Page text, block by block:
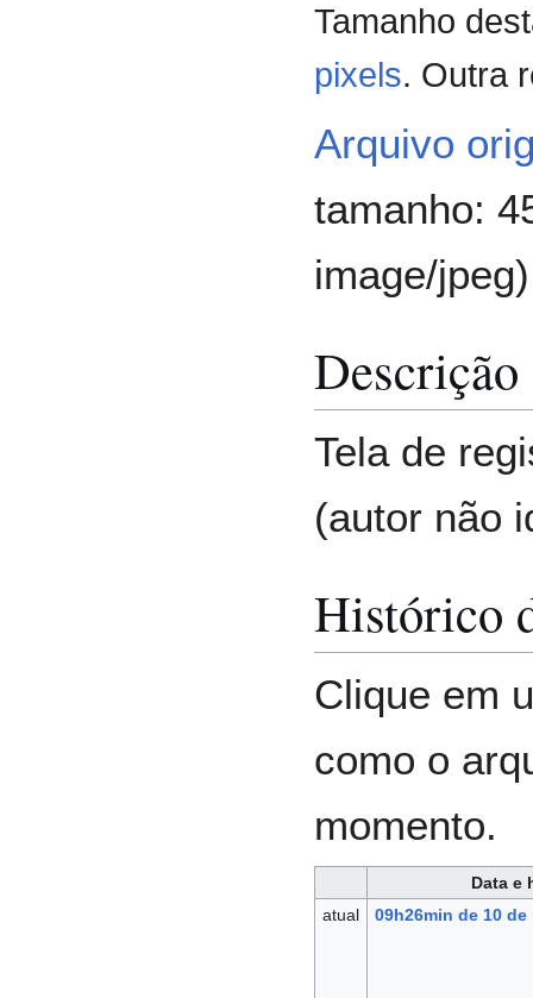
Tamanho
pixels. Outra
Arquivo
tamanho:
image/jpeg)
Tela de
(autor não
Histórico
Clique em
como o
momento.
Data e
atual
09h26min de 10